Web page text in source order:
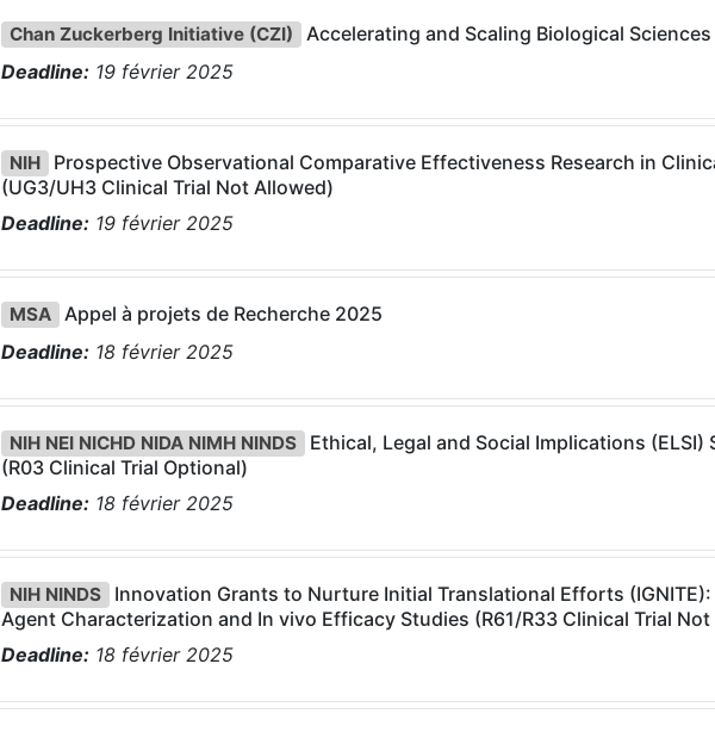
Chan Zuckerberg Initiative (CZI)
Accelerating and Scaling Biological Sciences
Deadline: 19 février 2025
NIH
Prospective Observational Comparative Effectiveness Research in
(UG3/UH3 Clinical Trial Not Allowed)
Deadline: 19 février 2025
MSA Appel à projets de Recherche 2025
Deadline: 18 février 2025
NIH NEI NICHD NIDA NIMH NINDS
Ethical, Legal and Social Implications (ELSI)
(R03 Clinical Trial Optional)
Deadline: 18 février 2025
NIH NINDS
Innovation Grants to Nurture Initial Translational Efforts
Agent Characterization and In vivo Efficacy Studies (R61/R33 Clinical Trial
Deadline: 18 février 2025